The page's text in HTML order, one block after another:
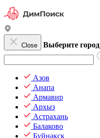
Close Выберите город
Азов
Анапа
Армавир
Архыз
Астрахань
Балаково
Буйнакск